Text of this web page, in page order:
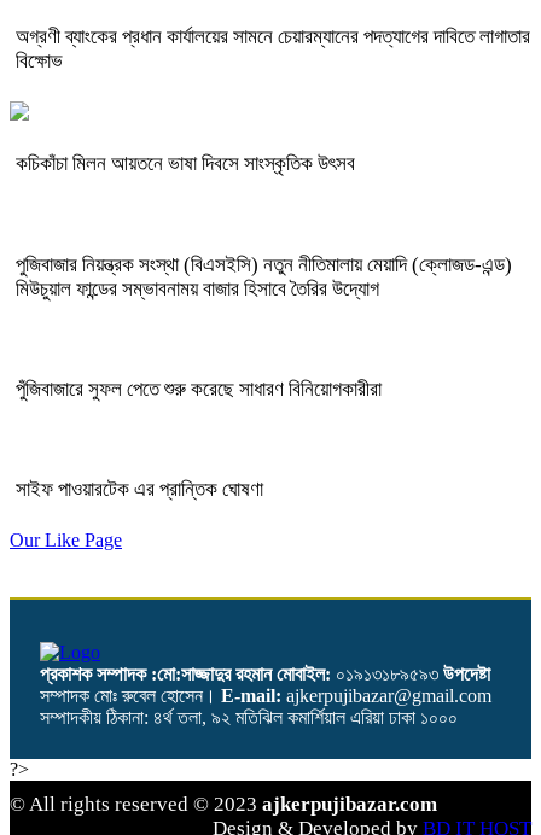
অগ্রণী ব্যাংকের প্রধান কার্যালয়ের সামনে চেয়ারম্যানের পদত্যাগের দাবিতে লাগাতার
বিক্ষোভ
কচিকাঁচা মিলন আয়তনে ভাষা দিবসে সাংস্কৃতিক উৎসব
পুজিবাজার নিয়ন্ত্রক সংস্থা (বিএসইসি) নতুন নীতিমালায় মেয়াদি (ক্লোজড-এন্ড)
মিউচুয়াল ফান্ডের সম্ভাবনাময় বাজার হিসাবে তৈরির উদ্যোগ
পুঁজিবাজারে সুফল পেতে শুরু করেছে সাধারণ বিনিয়োগকারীরা
সাইফ পাওয়ারটেক এর প্রান্তিক ঘোষণা
Our Like Page
প্রকাশক সম্পাদক :মো:সাজ্জাদুর রহমান মোবাইল: ০১৯১৩১৮৯৫৯৩ উপদেষ্টা
সম্পাদক মোঃ রুবেল হোসেন। E-mail: ajkerpujibazar@gmail.com
সম্পাদকীয় ঠিকানা: ৪র্থ তলা, ৯২ মতিঝিল কমার্শিয়াল এরিয়া ঢাকা ১০০০
?>
© All rights reserved © 2023 ajkerpujibazar.com
Design & Developed by BD IT HOST